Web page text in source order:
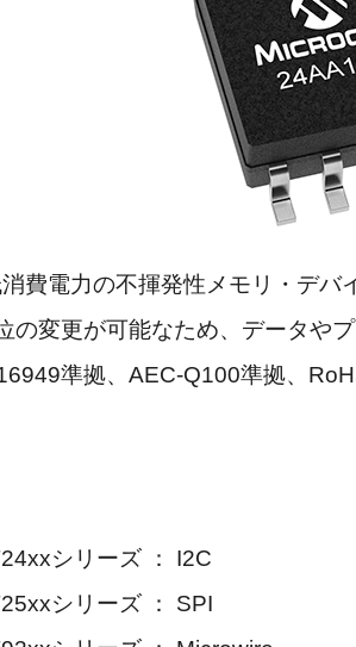
費電力の不揮発性メモリ・デバ
の変更が可能なため、データや
準拠、AEC-Q100準拠、
シリーズ ： I2C
シリーズ ： SPI